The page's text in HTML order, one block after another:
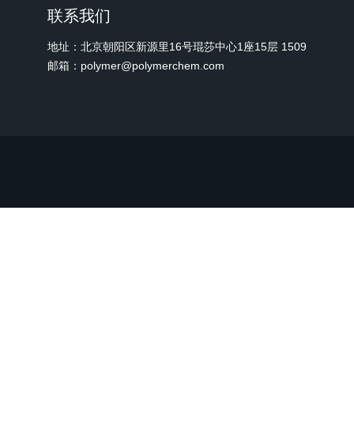
联系我们
地址：北京朝阳区新源里16号琨莎中心1座15层 1509
邮箱：polymer@polymerchem.com